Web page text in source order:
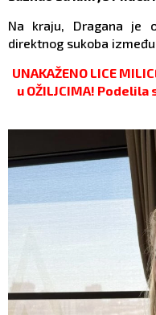
Na kraju, Dragana je
direktnog sukoba
UNAKAŽENO LICE
u OŽILJCIMA!